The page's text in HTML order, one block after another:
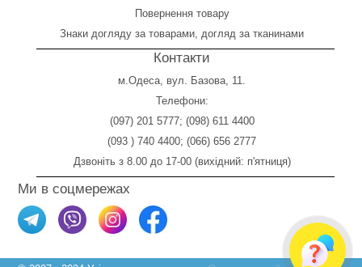
Повернення товару
Знаки догляду за товарами, догляд за тканинами
Контакти
м.Одеса, вул. Базова, 11.
Телефони:
(097) 201 5777; (098) 611 4400
(093 ) 740 4400; (066) 656 2777
Дзвоніть з 8.00 до 17-00 (вихідний: п'ятниця)
Ми в соцмережах